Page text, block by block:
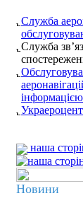
Служба
Служба
інформацією
наша
Новини